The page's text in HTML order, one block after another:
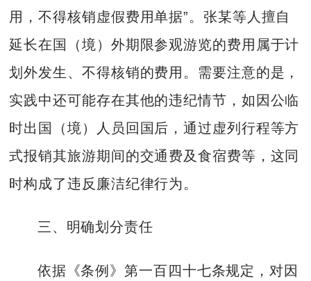
用，不得核销虚假费用单据”。张某等人擅自
延长在国（境）外期限参观游览的费用属于计
划外发生、不得核销的费用。需要注意的是，
实践中还可能存在其他的违纪情节，如因公临
时出国（境）人员回国后，通过虚列行程等方
式报销其旅游期间的交通费及食宿费等，这同
时构成了违反廉洁纪律行为。
三、明确划分责任
依据《条例》第一百四十七条规定，对因